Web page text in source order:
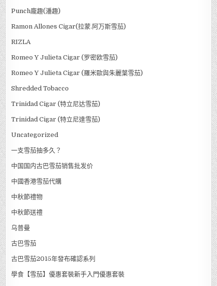
Punch龐趣(潘趣)
Ramon Allones Cigar(拉蒙.阿万斯雪茄)
RIZLA
Romeo Y Julieta Cigar (罗密欧雪茄)
Romeo Y Julieta Cigar (羅米歐與朱麗葉雪茄)
Shredded Tobacco
Trinidad Cigar (特立尼达雪茄)
Trinidad Cigar (特立尼達雪茄)
Uncategorized
一支雪茄抽多久？
中国国内古巴雪茄销售批发价
中國香港雪茄代購
中秋節禮物
中秋節送禮
乌普曼
古巴雪茄
古巴雪茄2015年發布確認系列
學食【雪茄】優惠套裝新手入門優惠套裝